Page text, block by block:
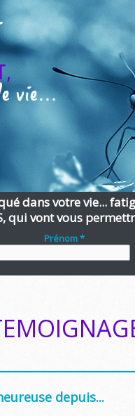
dans votre vie...
qui vont vous
Prénom *
depuis...